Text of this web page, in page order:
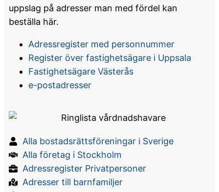
uppslag på adresser man med fördel kan
beställa här.
Adressregister med personnummer
Register över fastighetsägare i Uppsala
Fastighetsägare Västerås
e-postadresser
Alla bostadsrättsföreningar i Sverige
Alla företag i Stockholm
Adressregister Privatpersoner
Adresser till barnfamiljer